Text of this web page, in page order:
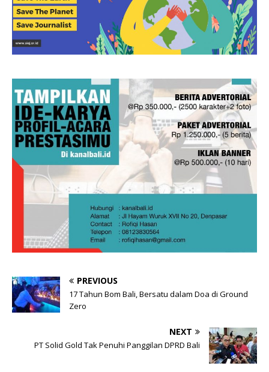
PREVIOUS
17 Tahun Bom Bali, Bersatu dalam Doa di Ground
Zero
NEXT
PT Solid Gold Tak Penuhi Panggilan DPRD Bali